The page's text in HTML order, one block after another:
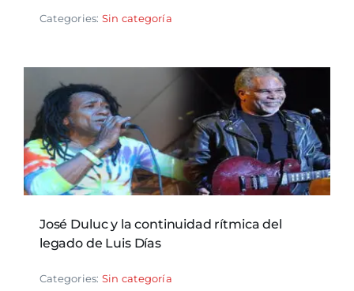
Categories: Sin categoría
José Duluc y la continuidad rítmica del
legado de Luis Días
Categories: Sin categoría